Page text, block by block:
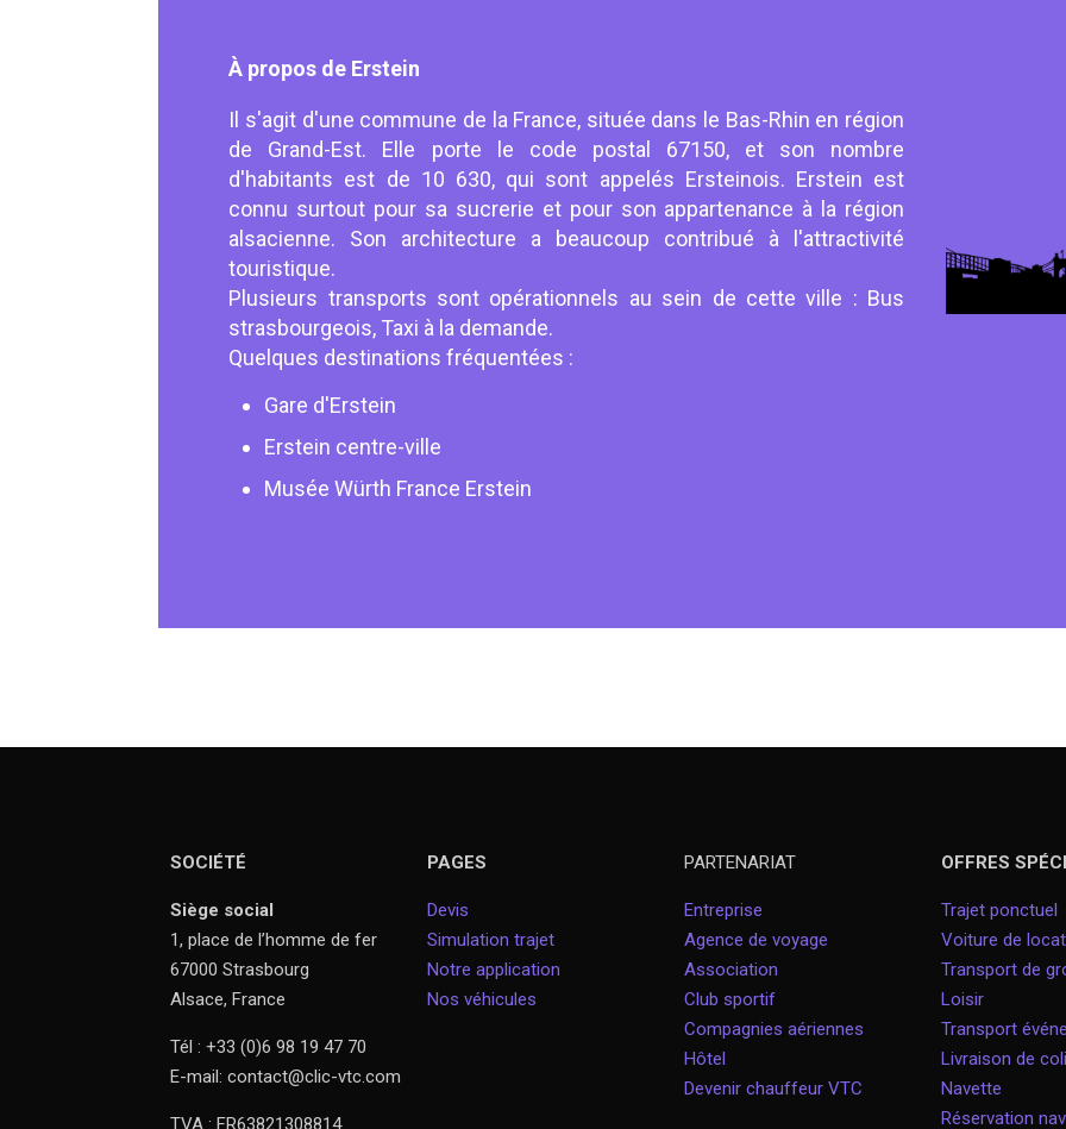
À propos de Erstein
Il s'agit d'une commune de la France, située dans le Bas-Rhin en région
de Grand-Est. Elle porte le code postal 67150, et son nombre
d'habitants est de 10 630, qui sont appelés Ersteinois. Erstein est
connu surtout pour sa sucrerie et pour son appartenance à la région
alsacienne. Son architecture a beaucoup contribué à l'attractivité
touristique.
Plusieurs transports sont opérationnels au sein de cette ville : Bus
strasbourgeois, Taxi à la demande.
Quelques destinations fréquentées :
Gare d'Erstein
Erstein centre-ville
Musée Würth France Erstein
SOCIÉTÉ
Siège social
1, place de l’homme de fer
67000 Strasbourg
Alsace, France
Tél : +33 (0)6 98 19 47 70
E-mail: contact@clic-vtc.com
TVA : FR63821308814
PAGES
Devis
Simulation trajet
Notre application
Nos véhicules
PARTENARIAT
Entreprise
Agence de voyage
Association
Club sportif
Compagnies aériennes
Hôtel
Devenir chauffeur VTC
OFFRES
Trajet ponctuel
Voiture de
Transport de
Loisir
Transport
Livraison de
Navette
Réservation